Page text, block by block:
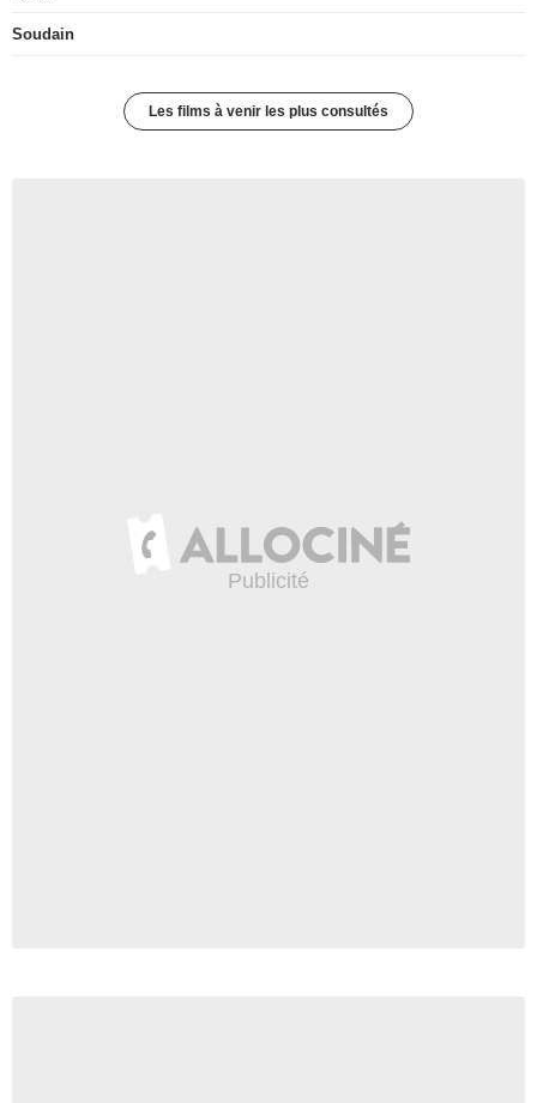
Soudain
Les films à venir les plus consultés